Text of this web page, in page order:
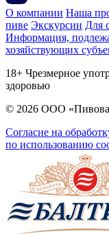
О компании Наша
пиве Экскурсии Для
Информация,
хозяйствующих
18+ Чрезмерное
здоровью
© 2026 ООО
Согласие на
по использованию